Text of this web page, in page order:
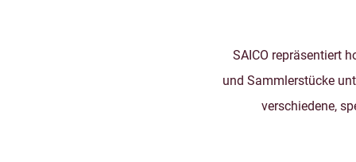
SAICO repräsentiert
und Sammlerstücke
verschiedene,